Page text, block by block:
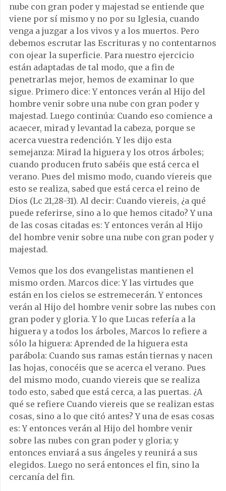
nube con gran poder y majestad se entiende que
viene por sí mismo y no por su Iglesia, cuando
venga a juzgar a los vivos y a los muertos. Pero
debemos escrutar las Escrituras y no contentarnos
con ojear la superficie. Para nuestro ejercicio
están adaptadas de tal modo, que a fin de
penetrarlas mejor, hemos de examinar lo que
sigue. Primero dice: Y entonces verán al Hijo del
hombre venir sobre una nube con gran poder y
majestad. Luego continúa: Cuando eso comience a
acaecer, mirad y levantad la cabeza, porque se
acerca vuestra redención. Y les dijo esta
semejanza: Mirad la higuera y los otros árboles;
cuando producen fruto sabéis que está cerca el
verano. Pues del mismo modo, cuando viereis que
esto se realiza, sabed que está cerca el reino de
Dios (Lc 21,28-31). Al decir: Cuando viereis, ¿a qué
puede referirse, sino a lo que hemos citado? Y una
de las cosas citadas es: Y entonces verán al Hijo
del hombre venir sobre una nube con gran poder y
majestad.
Vemos que los dos evangelistas mantienen el
mismo orden. Marcos dice: Y las virtudes que
están en los cielos se estremecerán. Y entonces
verán al Hijo del hombre venir sobre las nubes con
gran poder y gloria. Y lo que Lucas refería a la
higuera y a todos los árboles, Marcos lo refiere a
sólo la higuera: Aprended de la higuera esta
parábola: Cuando sus ramas están tiernas y nacen
las hojas, conocéis que se acerca el verano. Pues
del mismo modo, cuando viereis que se realiza
todo esto, sabed que está cerca, a las puertas. ¿A
qué se refiere Cuando viereis que se realizan estas
cosas, sino a lo que citó antes? Y una de esas cosas
es: Y entonces verán al Hijo del hombre venir
sobre las nubes con gran poder y gloria; y
entonces enviará a sus ángeles y reunirá a sus
elegidos. Luego no será entonces el fin, sino la
cercanía del fin.